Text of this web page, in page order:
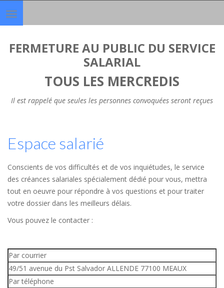
Toggle
navigation
FERMETURE AU PUBLIC DU SERVICE
SALARIAL
TOUS LES MERCREDIS
Il est rappelé que seules les personnes convoquées seront reçues
Espace salarié
Conscients de vos difficultés et de vos inquiétudes, le service
des créances salariales spécialement dédié pour vous, mettra
tout en oeuvre pour répondre à vos questions et pour traiter
votre dossier dans les meilleurs délais.
Vous pouvez le contacter :
Par courrier
49/51 avenue du Pst Salvador ALLENDE 77100 MEAUX
Par téléphone